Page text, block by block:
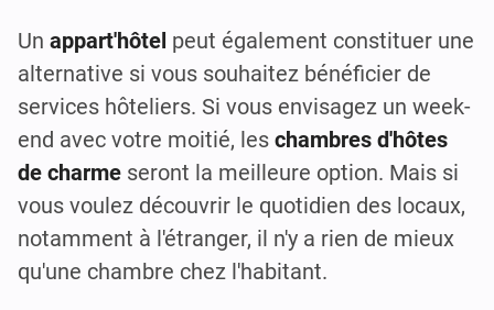
Un appart'hôtel peut également constituer une
alternative si vous souhaitez bénéficier de
services hôteliers. Si vous envisagez un week-
end avec votre moitié, les chambres d'hôtes
de charme seront la meilleure option. Mais si
vous voulez découvrir le quotidien des locaux,
notamment à l'étranger, il n'y a rien de mieux
qu'une chambre chez l'habitant.